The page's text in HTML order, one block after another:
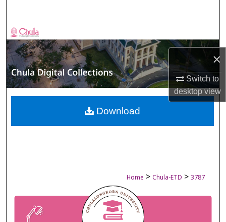
×
Switch to
desktopview
Browse Collections
My Account
About
Digital Commons Network™
Home > Chula-ETD > 3787
Download